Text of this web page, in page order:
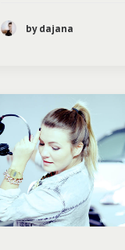
by dajana